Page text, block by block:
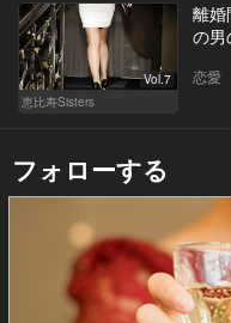
Vol.7
恵比寿Sisters
離婚
の男
恋愛
フォローする